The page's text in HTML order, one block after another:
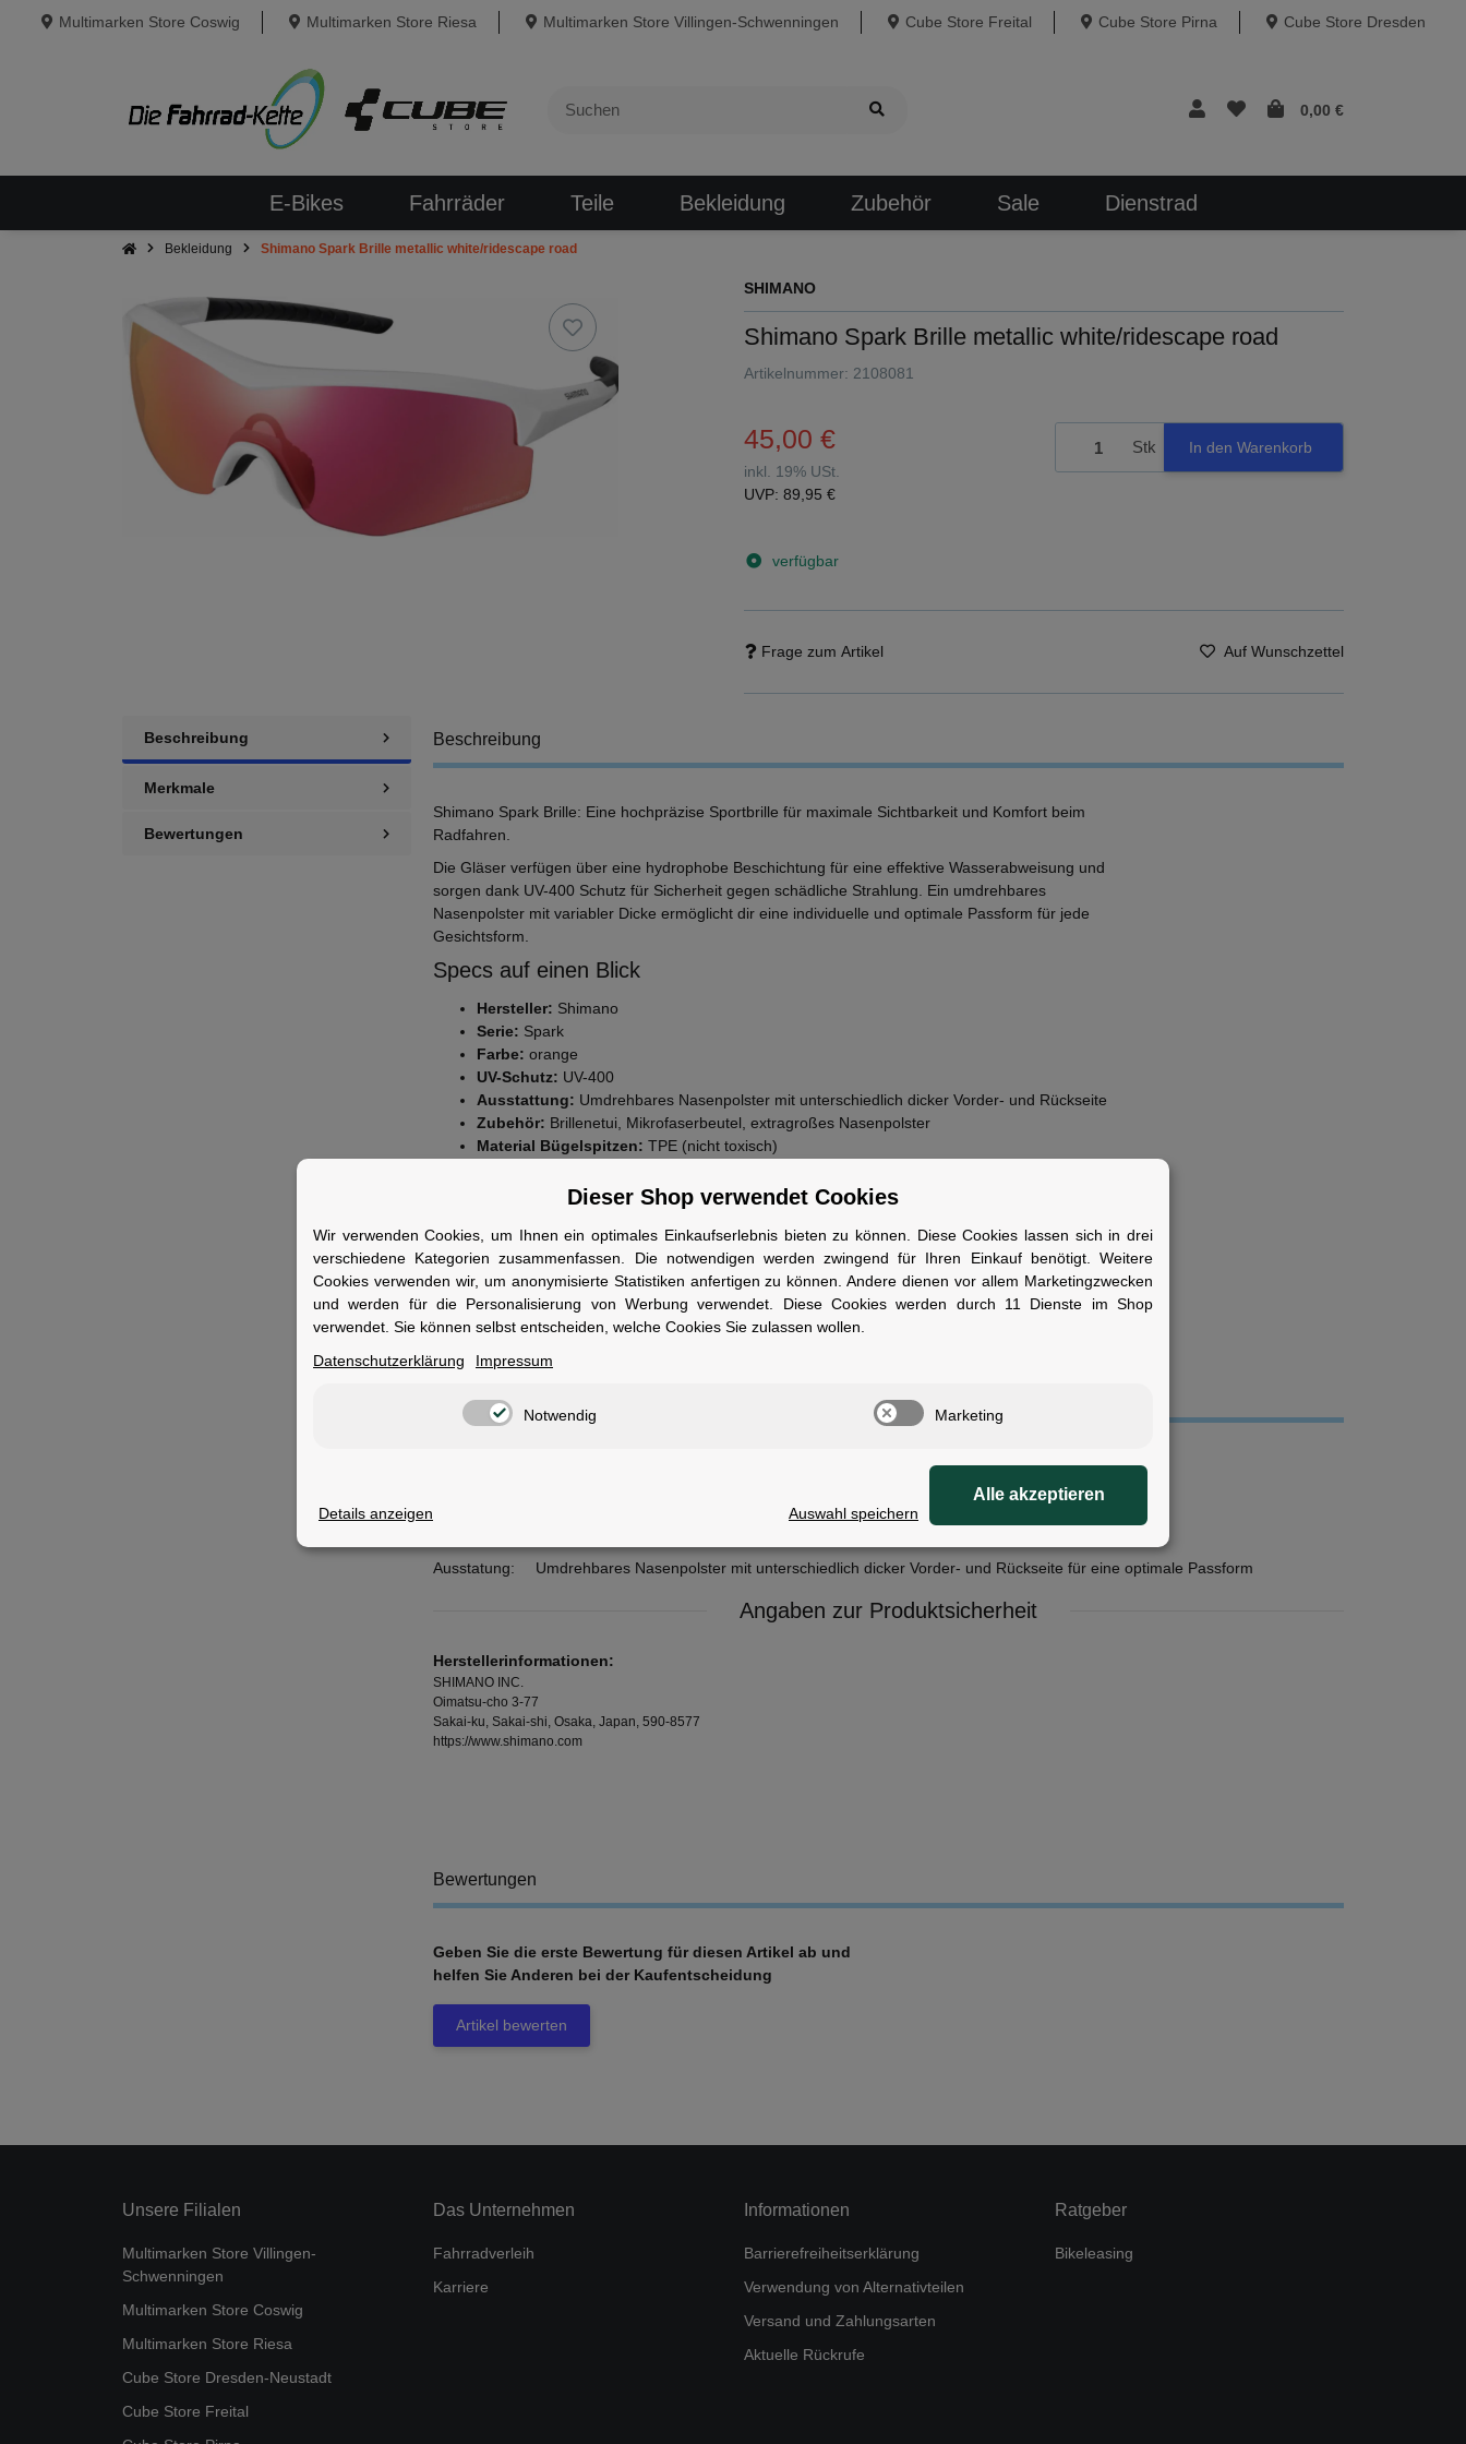
Multimarken Store Coswig Multimarken Store Riesa Multimarken Store Villingen-Schwenningen Cube Store Freital Cube Store Pirna Cube Store Dresden
0,00 €
E-Bikes Fahrräder Teile Bekleidung Zubehör Sale Dienstrad
Bekleidung Shimano Spark Brille metallic white/ridescape road
SHIMANO
Shimano Spark Brille metallic white/ridescape road
Artikelnummer: 2108081
45,00 €
inkl. 19% USt.
UVP: 89,95 €
verfügbar
Stk In den Warenkorb
Frage zum Artikel Auf Wunschzettel
Beschreibung
Merkmale
Bewertungen
Beschreibung
Shimano Spark Brille: Eine hochpräzise Sportbrille für maximale Sichtbarkeit und Komfort beim
Radfahren.
Die Gläser verfügen über eine hydrophobe Beschichtung für eine effektive Wasserabweisung und
sorgen dank UV-400 Schutz für Sicherheit gegen schädliche Strahlung. Ein umdrehbares
Nasenpolster mit variabler Dicke ermöglicht dir eine individuelle und optimale Passform für jede
Gesichtsform.
Specs auf einen Blick
Hersteller: Shimano
Serie: Spark
Farbe: orange
UV-Schutz: UV-400
Ausstattung: Umdrehbares Nasenpolster mit unterschiedlich dicker Vorder- und Rückseite
Zubehör: Brillenetui, Mikrofaserbeutel, extragroßes Nasenpolster
Material Bügelspitzen: TPE (nicht toxisch)
Fuer wen geeignet
Ideal für ambitionierte Radsportler, die Wert auf präzise Passform und klare Sicht unter wechselnden
Bedingungen legen.
Ausstatung:
Umdrehbares Nasenpolster mit unterschiedlich dicker Vorder- und Rückseite für eine optimale Passform
Angaben zur Produktsicherheit
Herstellerinformationen:
SHIMANO INC.
Oimatsu-cho 3-77
Sakai-ku, Sakai-shi, Osaka, Japan, 590-8577
https://www.shimano.com
Bewertungen
Geben Sie die erste Bewertung für diesen Artikel ab und
helfen Sie Anderen bei der Kaufentscheidung
Artikel bewerten
Unsere Filialen
Multimarken Store Villingen-
Schwenningen
Multimarken Store Coswig
Multimarken Store Riesa
Cube Store Dresden-Neustadt
Cube Store Freital
Das Unternehmen
Fahrradverleih
Karriere
Informationen
Barrierefreiheitserklärung
Verwendung von Alternativteilen
Versand und Zahlungsarten
Aktuelle Rückrufe
Ratgeber
Bikeleasing
Dieser Shop verwendet Cookies
Wir verwenden Cookies, um Ihnen ein optimales Einkaufserlebnis bieten zu können. Diese Cookies lassen sich in drei
verschiedene Kategorien zusammenfassen. Die notwendigen werden zwingend für Ihren Einkauf benötigt. Weitere
Cookies verwenden wir, um anonymisierte Statistiken anfertigen zu können. Andere dienen vor allem Marketingzwecken
und werden für die Personalisierung von Werbung verwendet. Diese Cookies werden durch 11 Dienste im Shop
verwendet. Sie können selbst entscheiden, welche Cookies Sie zulassen wollen.
Datenschutzerklärung
Impressum
Notwendig Marketing
Details anzeigen Auswahl speichern
Alle akzeptieren